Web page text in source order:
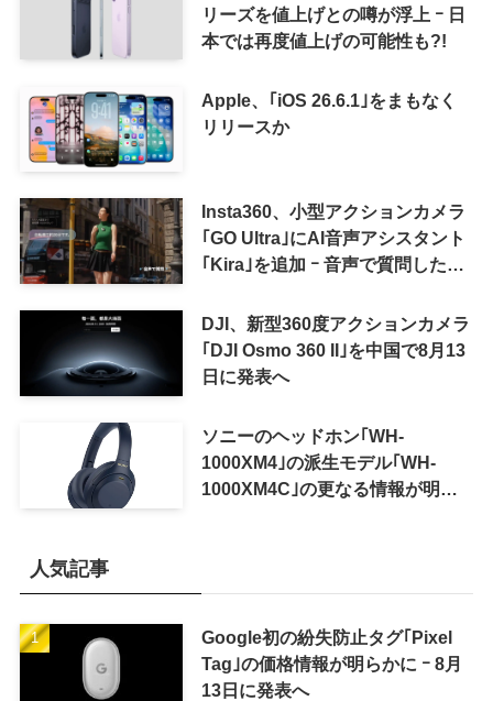
リーズを値上げとの噂が浮上 ｰ 日
本では再度値上げの可能性も?!
Apple、｢iOS 26.6.1｣をまもなく
リリースか
Insta360、小型アクションカメラ
｢GO Ultra｣にAI音声アシスタント
｢Kira｣を追加 ｰ 音声で質問した
可能に
DJI、新型360度アクションカメラ
｢DJI Osmo 360 II｣を中国で8月13
日に発表へ
ソニーのヘッドホン｢WH-
1000XM4｣の派生モデル｢WH-
1000XM4C｣の更なる情報が明ら
人気記事
Google初の紛失防止タグ｢Pixel
Tag｣の価格情報が明らかに ｰ 8月
13日に発表へ